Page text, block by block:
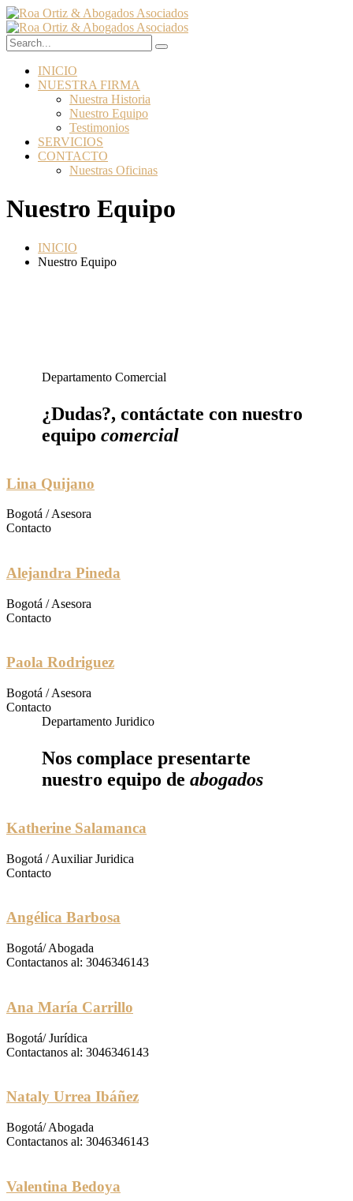
INICIO
NUESTRA FIRMA
Nuestra Historia
Nuestro Equipo
Testimonios
SERVICIOS
CONTACTO
Nuestras Oficinas
Nuestro Equipo
INICIO
Nuestro Equipo
Departamento Comercial
¿Dudas?, contáctate con nuestro
equipo comercial
Lina Quijano
Bogotá / Asesora
Contacto
Alejandra Pineda
Bogotá / Asesora
Contacto
Paola Rodriguez
Bogotá / Asesora
Contacto
Departamento Juridico
Nos complace presentarte
nuestro equipo de abogados
Katherine Salamanca
Bogotá / Auxiliar Juridica
Contacto
Angélica Barbosa
Bogotá/ Abogada
Contactanos al: 3046346143
Ana María Carrillo
Bogotá/ Jurídica
Contactanos al: 3046346143
Nataly Urrea Ibáñez
Bogotá/ Abogada
Contactanos al: 3046346143
Valentina Bedoya